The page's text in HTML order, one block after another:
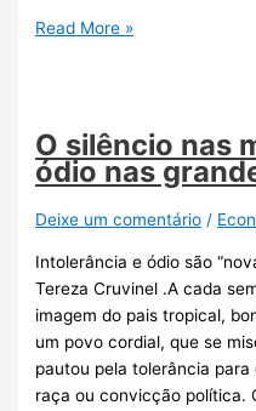
Read More »
O silêncio nas
ódio nas
Deixe um comentário /
Intolerância e ódio são
Tereza Cruvinel .A cada
imagem do pais tropical,
um povo cordial, que se
pautou pela tolerância
raça ou convicção política.